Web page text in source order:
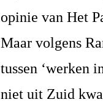
opinie van Het
Maar volgens
tussen ‘werken
niet uit Zuid